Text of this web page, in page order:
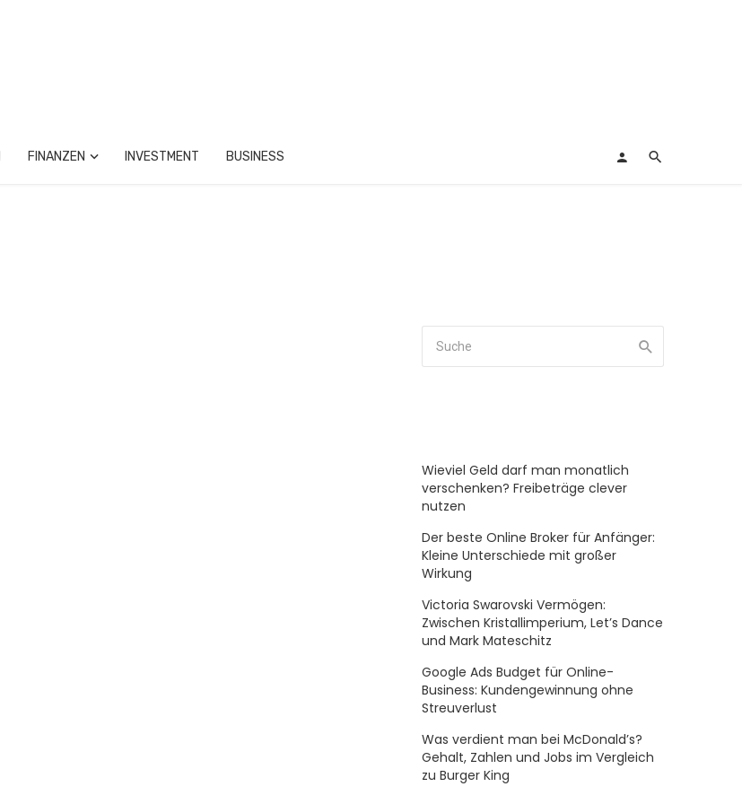
FINANZEN INVESTMENT BUSINESS
Wieviel Geld darf man monatlich
verschenken? Freibeträge clever
nutzen
Der beste Online Broker für Anfänger:
Kleine Unterschiede mit großer
Wirkung
Victoria Swarovski Vermögen:
Zwischen Kristallimperium, Let’s Dance
und Mark Mateschitz
Google Ads Budget für Online-
Business: Kundengewinnung ohne
Streuverlust
Was verdient man bei McDonald’s?
Gehalt, Zahlen und Jobs im Vergleich
zu Burger King